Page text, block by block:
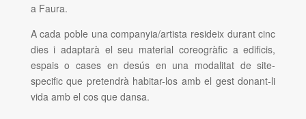
a Faura.
A cada poble una companyia/artista resideix durant cinc
dies i adaptarà el seu material coreogràfic a edificis,
espais o cases en desús en una modalitat de site-
specific que pretendrà habitar-los amb el gest donant-li
vida amb el cos que dansa.